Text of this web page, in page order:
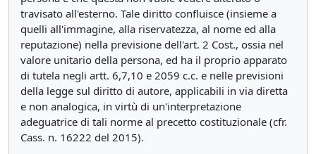
travisato all'esterno. Tale diritto confluisce (insieme a
quelli all'immagine, alla riservatezza, al nome ed alla
reputazione) nella previsione dell'art. 2 Cost., ossia nel
valore unitario della persona, ed ha il proprio apparato
di tutela negli artt. 6,7,10 e 2059 c.c. e nelle previsioni
della legge sul diritto di autore, applicabili in via diretta
e non analogica, in virtù di un'interpretazione
adeguatrice di tali norme al precetto costituzionale (cfr.
Cass. n. 16222 del 2015).